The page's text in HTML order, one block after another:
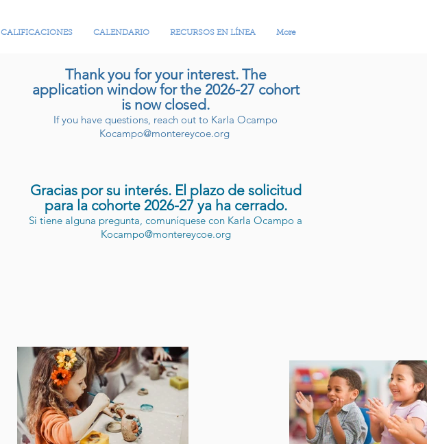
CALIFICACIONES CALENDARIO RECURSOS EN LÍNEA More
Thank you for your interest. The
application window for the 2026-27 cohort
is now closed.
If you have questions, reach out to Karla Ocampo
Kocampo@montereycoe.org
Gracias por su interés. El plazo de solicitud
para la cohorte 2026-27 ya ha cerrado.
Si tiene alguna pregunta, comuníquese con Karla Ocampo a
Kocampo@montereycoe.org